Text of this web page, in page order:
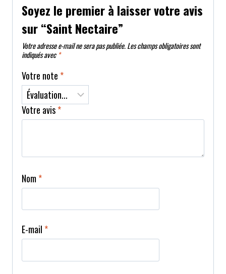
Soyez le premier à laisser votre avis
sur “Saint Nectaire”
Votre adresse e-mail ne sera pas publiée.Les champs obligatoires sont
indiqués avec *
Votre note *
Votre avis*
Nom *
E-mail *